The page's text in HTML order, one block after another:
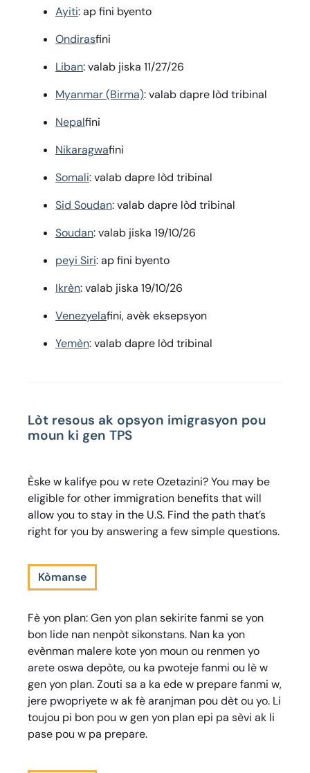
Ayiti: ap fini byento
Ondirasfini
Liban: valab jiska 11/27/26
Myanmar (Birma): valab dapre lòd tribinal
Nepalfini
Nikaragwafini
Somali: valab dapre lòd tribinal
Sid Soudan: valab dapre lòd tribinal
Soudan: valab jiska 19/10/26
peyi Siri: ap fini byento
Ikrèn: valab jiska 19/10/26
Venezyelafini, avèk eksepsyon
Yemèn: valab dapre lòd tribinal
Lòt resous ak opsyon imigrasyon pou
moun ki gen TPS
Èske w kalifye pou w rete Ozetazini?You may be
eligible for other immigration benefits that will
allow you to stay in the U.S. Find the path that’s
right for you by answering a few simple questions.
Kòmanse
Fè yon plan:Gen yon plan sekirite fanmi se yon
bon lide nan nenpòt sikonstans. Nan ka yon
evènman malere kote yon moun ou renmen yo
arete oswa depòte, ou ka pwoteje fanmi ou lè w
gen yon plan. Zouti sa a ka ede w prepare fanmi w,
jere pwopriyete w ak fè aranjman pou dèt ou yo. Li
toujou pi bon pou w gen yon plan epi pa sèvi ak li
pase pou w pa prepare.